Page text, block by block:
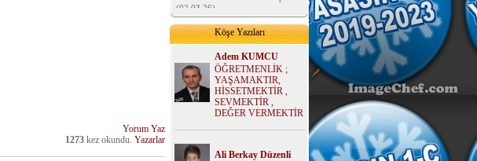
Yorum Yaz
1273 kez okundu. Yazarlar
İŞLEMLERİ DEĞERLENDİRME
SONUÇLARI (07.02.26)
FEN BİLİMLERİ MADDE
ÜNİTESİ DEĞERLENDİRME
SONUÇLARI ( 02.01.26)
HAYAT BİLGİSİ
DEĞERLENDİRME SONUÇLARI
( 02.01.26)
PROBLEMLERİ
DEĞERLENDİRME SONUÇLARI
Köşe Yazıları
Adem KUMCU
ÖĞRETMENLİK ;
YAŞAMAKTIR,
HİSSETMEKTİR ,
SEVMEKTİR ,
DEĞER VERMEKTİR
Ali Berkay Düzenli